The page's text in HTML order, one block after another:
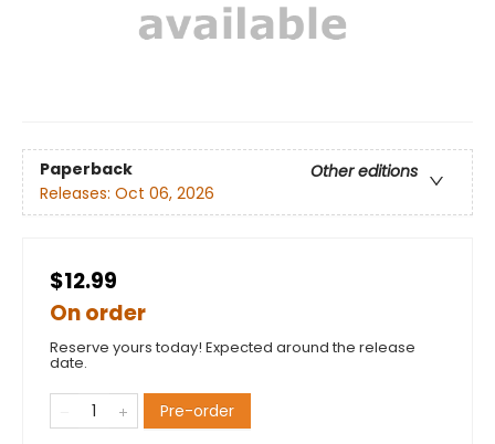
Paperback
Other editions
Releases: Oct 06, 2026
$12.99
On order
Reserve yours today! Expected around the release
date.
Pre-order